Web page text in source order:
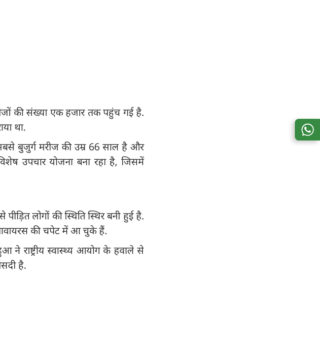
की संख्या एक हजार तक पहुंच गई है.
था.
बुजुर्ग मरीज की उम्र 66 साल है और
उपचार योजना बना रहा है, जिसमें
लोगों की स्थिति स्थिर बनी हुई है.
की चपेट में आ चुके हैं.
राष्ट्रीय स्वास्थ्य आयोग के हवाले से
है.